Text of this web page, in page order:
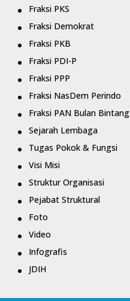
Fraksi PKS
Fraksi Demokrat
Fraksi PKB
Fraksi PDI-P
Fraksi PPP
Fraksi NasDem Perindo
Fraksi PAN Bulan Bintang
Sejarah Lembaga
Tugas Pokok & Fungsi
Visi Misi
Struktur Organisasi
Pejabat Struktural
Foto
Video
Infografis
JDIH